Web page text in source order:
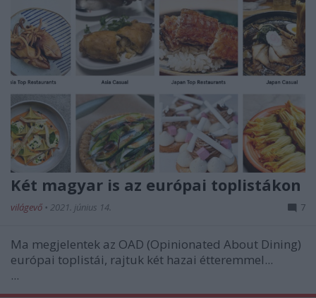
Két magyar is az európai toplistákon
világevő • 2021. június 14. 7
Ma megjelentek az OAD (Opinionated About Dining)
európai toplistái, rajtuk két hazai étteremmel...
...